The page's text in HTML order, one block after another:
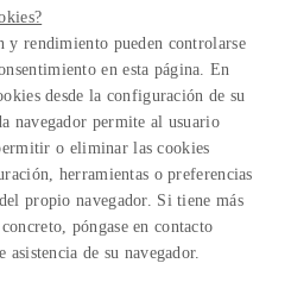
y rendimiento pueden controlarse
en esta página. En
desde la configuración de su
navegador permite al usuario
o eliminar las cookies
herramientas o preferencias
propio navegador. Si tiene más
póngase en contacto
de su navegador.